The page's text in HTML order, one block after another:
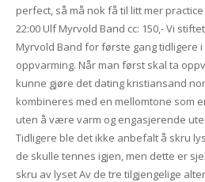
perfect, så må nok få til litt mer
22:00 Ulf Myrvold Band cc: 150,- Vi
Myrvold Band for første gang tidligere
oppvarming. Når man først skal ta
kunne gjøre det dating kristiansand
kombineres med en mellomtone som
uten å være varm og engasjerende
Tidligere ble det ikke anbefalt å skru
de skulle tennes igjen, men dette er
skru av lyset Av de tre tilgjengelige